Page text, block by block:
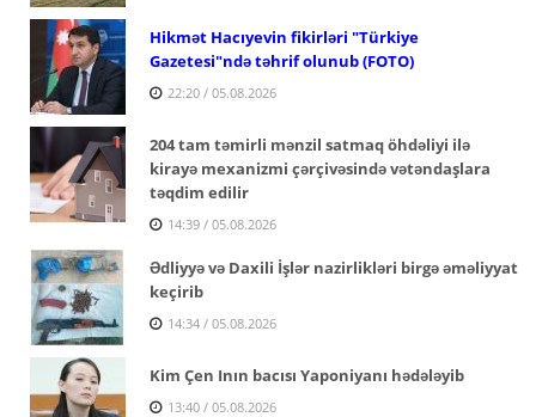
Hikmət Hacıyevin fikirləri "Türkiye
Gazetesi"ndə təhrif olunub (FOTO)
22:20 / 05.08.2026
204 tam təmirli mənzil satmaq öhdəliyi ilə
kirayə mexanizmi çərçivəsində vətəndaşlara
təqdim edilir
14:39 / 05.08.2026
Ədliyyə və Daxili İşlər nazirlikləri birgə əməliyyat
keçirib
14:34 / 05.08.2026
Kim Çen Inın bacısı Yaponiyanı hədələyib
13:40 / 05.08.2026